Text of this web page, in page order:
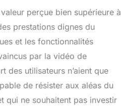
perçue bien supérieure à
prestations dignes du
et les fonctionnalités
par la vidéo de
des utilisateurs n’aient que
de résister aux aléas du
qui ne souhaitent pas investir